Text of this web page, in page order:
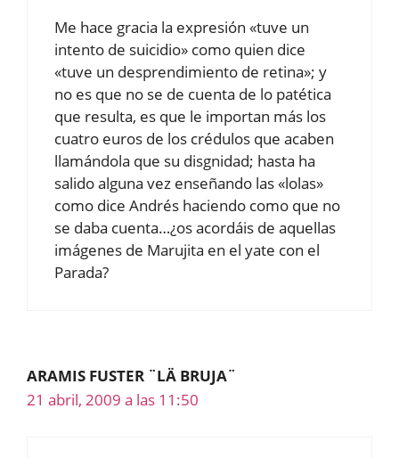
Me hace gracia la expresión «tuve un
intento de suicidio» como quien dice
«tuve un desprendimiento de retina»; y
no es que no se de cuenta de lo patética
que resulta, es que le importan más los
cuatro euros de los crédulos que acaben
llamándola que su disgnidad; hasta ha
salido alguna vez enseñando las «lolas»
como dice Andrés haciendo como que no
se daba cuenta…¿os acordáis de aquellas
imágenes de Marujita en el yate con el
Parada?
ARAMIS FUSTER ¨LÄ BRUJA¨
21 abril, 2009 a las 11:50